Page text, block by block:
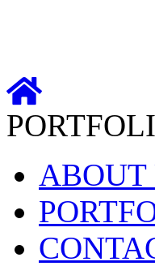
ABOUT